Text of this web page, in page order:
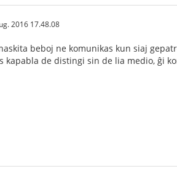
2016 17.48.08
beboj ne komunikas kun siaj
kapabla de distingi sin de lia medio, ĝi